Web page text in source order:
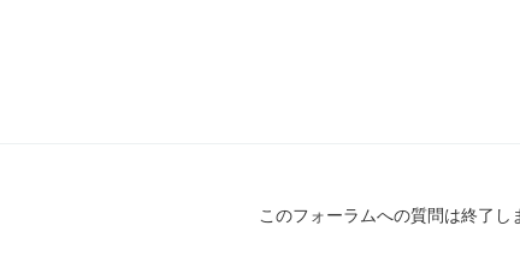
このフォーラムへの質問は終了し